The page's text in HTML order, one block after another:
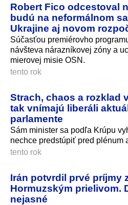
Robert Fico odcestoval
budú na neformálnom
Ukrajine aj novom
Súčasťou premiérovho
návšteva nárazníkovej zóny a
mierovej misie OSN.
tento rok
Strach, chaos a rozklad
tak vnímajú liberáli
parlamente
Sám minister sa podľa Krúpu
nechce predstúpiť pred plénum
tento rok
Irán potvrdil prvé príjmy
Hormuzským prielivom.
nejasné